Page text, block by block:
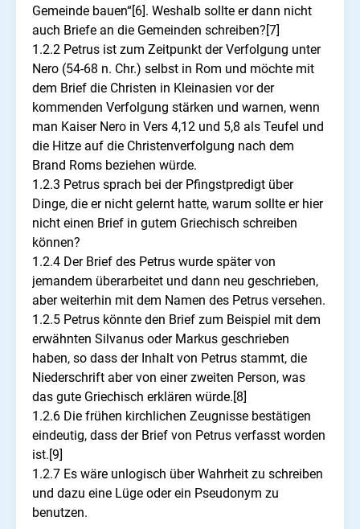
Gemeinde bauen“[6]. Weshalb sollte er dann nicht
auch Briefe an die Gemeinden schreiben?[7]
1.2.2 Petrus ist zum Zeitpunkt der Verfolgung unter
Nero (54-68 n. Chr.) selbst in Rom und möchte mit
dem Brief die Christen in Kleinasien vor der
kommenden Verfolgung stärken und warnen, wenn
man Kaiser Nero in Vers 4,12 und 5,8 als Teufel und
die Hitze auf die Christenverfolgung nach dem
Brand Roms beziehen würde.
1.2.3 Petrus sprach bei der Pfingstpredigt über
Dinge, die er nicht gelernt hatte, warum sollte er hier
nicht einen Brief in gutem Griechisch schreiben
können?
1.2.4 Der Brief des Petrus wurde später von
jemandem überarbeitet und dann neu geschrieben,
aber weiterhin mit dem Namen des Petrus versehen.
1.2.5 Petrus könnte den Brief zum Beispiel mit dem
erwähnten Silvanus oder Markus geschrieben
haben, so dass der Inhalt von Petrus stammt, die
Niederschrift aber von einer zweiten Person, was
das gute Griechisch erklären würde.[8]
1.2.6 Die frühen kirchlichen Zeugnisse bestätigen
eindeutig, dass der Brief von Petrus verfasst worden
ist.[9]
1.2.7 Es wäre unlogisch über Wahrheit zu schreiben
und dazu eine Lüge oder ein Pseudonym zu
benutzen.